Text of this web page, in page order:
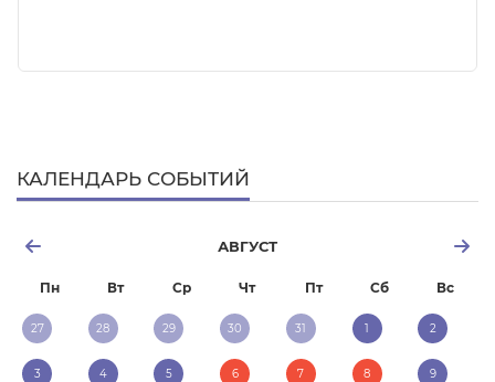
КАЛЕНДАРЬ СОБЫТИЙ
АВГУСТ
Пн Вт Ср Чт Пт Сб Вс
27 28 29 30 31 1 2
3 4 5 6 7 8 9